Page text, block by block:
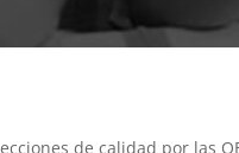
de calidad por las